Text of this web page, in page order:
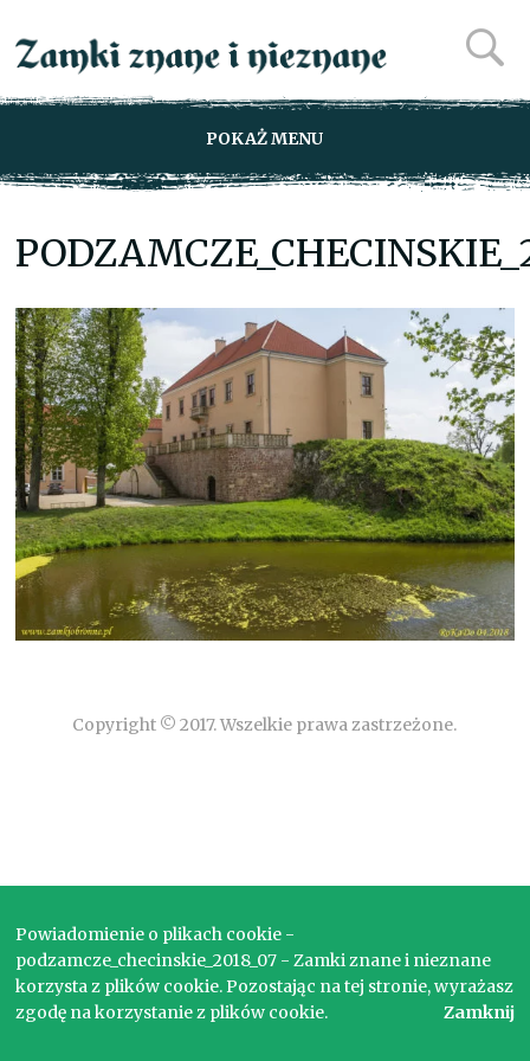
POKAŻ MENU
Copyright © 2017. Wszelkie prawa zastrzeżone.
Powiadomienie o plikach cookie -
podzamcze_checinskie_2018_07 - Zamki znane i nieznane
korzysta z plików cookie. Pozostając na tej stronie, wyrażasz
zgodę na korzystanie z plików cookie.
Zamknij